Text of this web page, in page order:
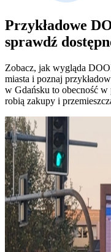
Przykładowe
sprawdź
Zobacz, jak wygląda
miasta i poznaj
w Gdańsku to obecność
robią zakupy i